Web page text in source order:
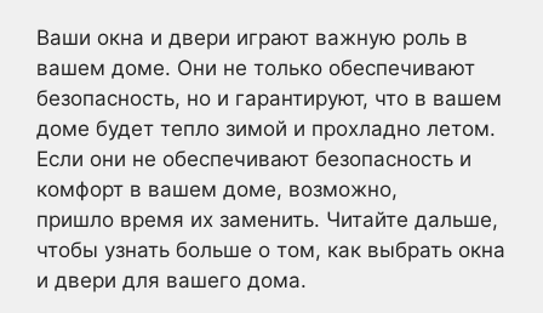
Ваши окна и двери играют важную роль в
вашем доме. Они не только обеспечивают
безопасность, но и гарантируют, что в вашем
доме будет тепло зимой и прохладно летом.
Если они не обеспечивают безопасность и
комфорт в вашем доме, возможно,
пришло время их заменить. Читайте дальше,
чтобы узнать больше о том, как выбрать окна
и двери для вашего дома.